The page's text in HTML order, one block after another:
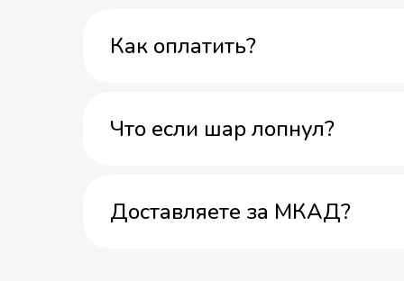
Как оплатить?
Что если шар лопнул?
Доставляете за МКАД?